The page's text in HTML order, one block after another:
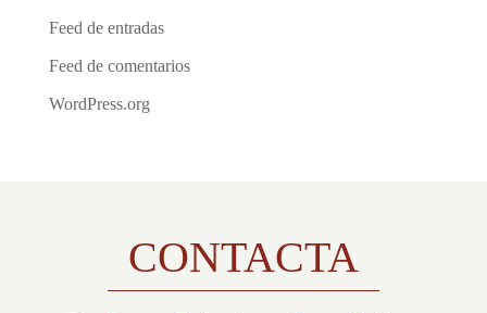
Feed de entradas
Feed de comentarios
WordPress.org
CONTACTA